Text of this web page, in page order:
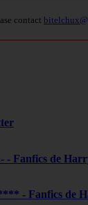
contact
- Fanfics de
- Fanfics de